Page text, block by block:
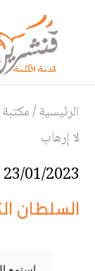
الرئيسية/
لا إرهاب
23/01/2023 |
السلطان